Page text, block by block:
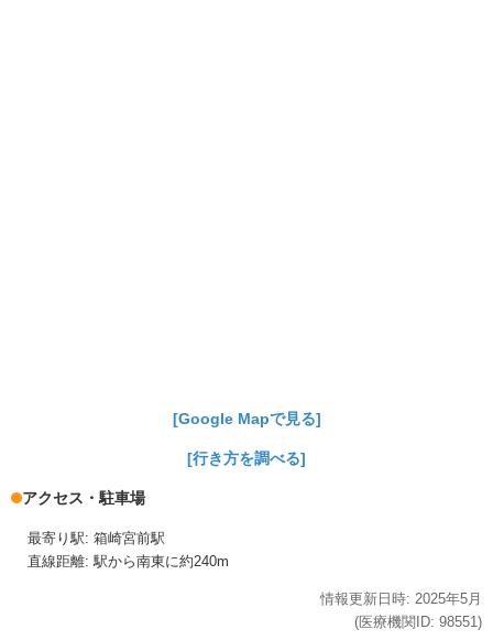
[Google Mapで見る]
[行き方を調べる]
アクセス・駐車場
最寄り駅: 箱崎宮前駅
直線距離: 駅から南東に約240m
情報更新日時: 2025年5月
(医療機関ID: 98551 )